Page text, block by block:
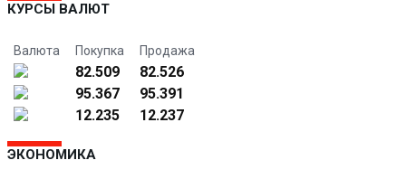
КУРСЫ ВАЛЮТ
Валюта Покупка Продажа
82.509
82.526
95.367
95.391
12.235
12.237
ЭКОНОМИКА